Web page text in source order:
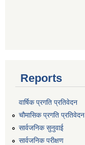
Reports
वार्षिक प्रगति प्रतिवेदन
चौमासिक प्रगति प्रतिवेदन
सार्वजनिक सुनुवाई
सार्वजनिक परीक्षण